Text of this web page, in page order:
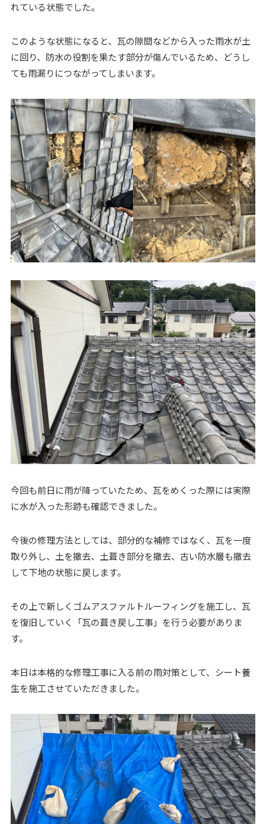
れている状態でした。
このような状態になると、瓦の隙間などから入った雨水が土
に回り、防水の役割を果たす部分が傷んでいるため、どうし
ても雨漏りにつながってしまいます。
今回も前日に雨が降っていたため、瓦をめくった際には実際
に水が入った形跡も確認できました。
今後の修理方法としては、部分的な補修ではなく、瓦を一度
取り外し、土を撤去、土葺き部分を撤去、古い防水層も撤去
して下地の状態に戻します。
その上で新しくゴムアスファルトルーフィングを施工し、瓦
を復旧していく「瓦の葺き戻し工事」を行う必要がありま
す。
本日は本格的な修理工事に入る前の雨対策として、シート養
生を施工させていただきました。